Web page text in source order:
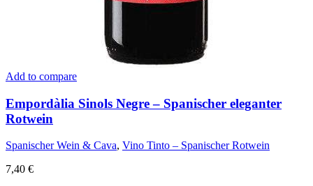
Add to compare
Empordàlia Sinols Negre – Spanischer eleganter
Rotwein
Spanischer Wein & Cava, Vino Tinto – Spanischer Rotwein
7,40 €